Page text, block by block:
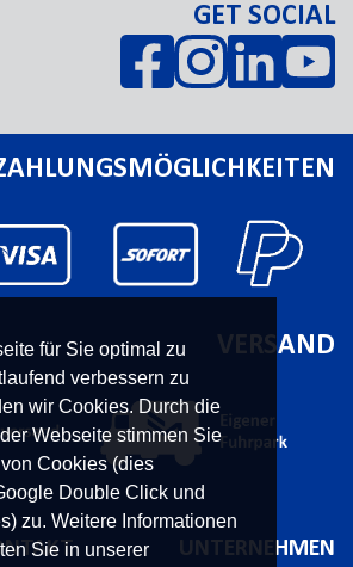
für Sie optimal zu
verbessern zu
wir Cookies. Durch die
Webseite stimmen Sie
Cookies (dies
Double Click und
zu. Weitere Informationen
Sie in unserer
GET SOCIAL
VERSAND
UNTERNEHMEN